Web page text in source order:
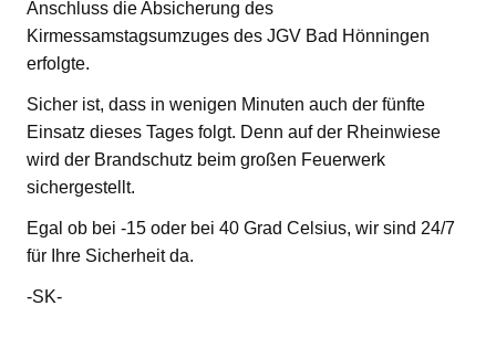
Anschluss die Absicherung des
Kirmessamstagsumzuges des JGV Bad Hönningen
erfolgte.
Sicher ist, dass in wenigen Minuten auch der fünfte
Einsatz dieses Tages folgt. Denn auf der Rheinwiese
wird der Brandschutz beim großen Feuerwerk
sichergestellt.
Egal ob bei -15 oder bei 40 Grad Celsius, wir sind 24/7
für Ihre Sicherheit da.
-SK-